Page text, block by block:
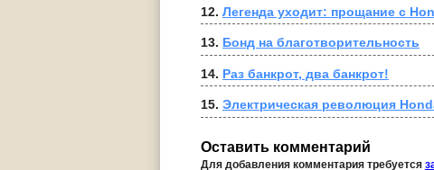
12. Легенда уходит: прощание с
13. Бонд на благотворительность
14. Раз банкрот, два банкрот!
15. Электрическая революция
Оставить комментарий
Для добавления комментария требуется